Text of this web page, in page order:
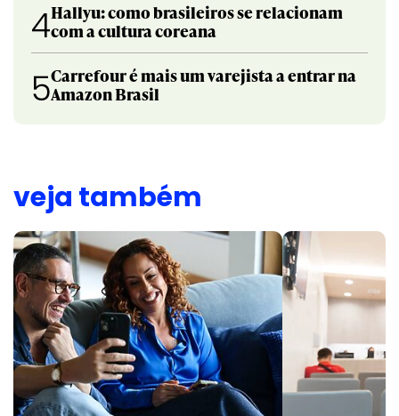
4Hallyu: como brasileiros se relacionam
com a cultura coreana
5Carrefour é mais um varejista a entrar na
Amazon Brasil
veja também